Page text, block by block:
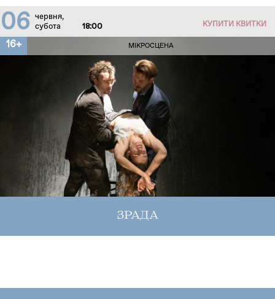
06
червня,
субота
18:00 КУПИТИ КВИТКИ
16+ МІКРОСЦЕНА
ЗРАДА